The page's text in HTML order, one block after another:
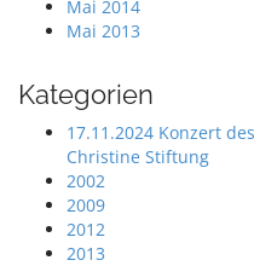
Mai 2014
Mai 2013
Kategorien
17.11.2024 Konzert
Christine Stiftung
2002
2009
2012
2013